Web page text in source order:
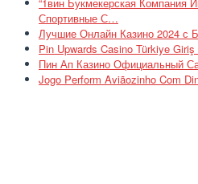
“1вин Букмекерская Компания
Спортивные С…
Лучшие Онлайн Казино 2024 с
Pin Upwards Casino Türkiye Giriş
Пин Ап Казино Официальный
Jogo Perform Aviãozinho Com